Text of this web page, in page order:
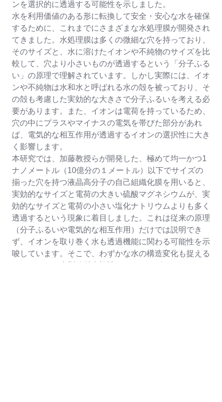
ンを選択的に透過する可能性を示しました。
水を利用価値のある形に転換して安全・安心な水を確保
するために、これまでにさまざまな水処理膜が開発され
てきました。水処理膜は多くの微細な穴を持っており、
そのサイズと、水に溶けたイオンや不純物のサイズを比
較して、穴より小さいものが透過するという「分子ふる
い」の原理で理解されています。しかし実際には、イオ
ンや不純物は水和水と呼ばれる水の殻を被っており、そ
の殻も考慮した実効的な大きさで分子ふるいを考える必
要があります。また、イオンは電荷を持っているため、
穴の中にプラスやマイナスの電気を帯びた部分があれ
ば、電気的な相互作用が透過するイオンの選択性に大き
く影響します。
本研究では、加藤教授らが開発した、極めて均一かつ1
ナノメートル（10億分の１メートル）以下でサイズの
揃った穴を持つ液晶高分子の自己組織化膜を用いると、
実効的なサイズと電荷の大きい硫酸マグネシウムが、実
効的なサイズと電荷の小さい塩化ナトリウムよりも多く
透過するという現象に着目しました。これは従来の原理
（分子ふるいや電気的な相互作用）だけでは説明でき
ず、イオンを取り巻く水も透過機能に関わる可能性を示
唆しています。そこで、わずかな水の構造変化も捉える